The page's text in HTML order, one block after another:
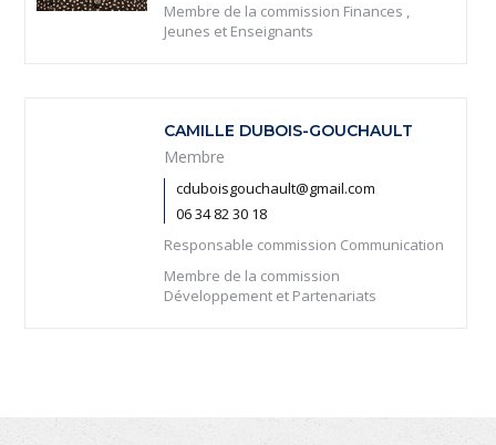
Membre de la commission Finances ,
Jeunes et Enseignants
CAMILLE DUBOIS-GOUCHAULT
Membre
cduboisgouchault@gmail.com
06 34 82 30 18
Responsable commission Communication
Membre de la commission
Développement et Partenariats